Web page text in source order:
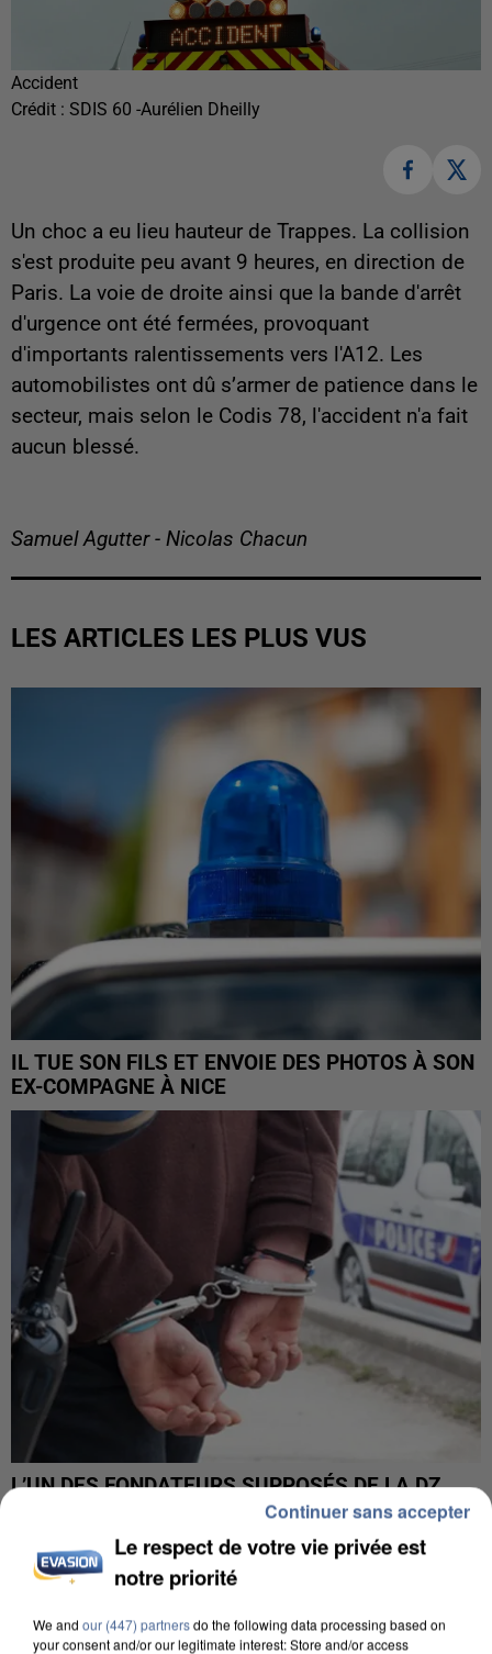
Accident
Crédit : SDIS 60 -Aurélien Dheilly
Un choc a eu lieu hauteur de Trappes. La collision
s'est produite peu avant 9 heures, en direction de
Paris. La voie de droite ainsi que la bande d'arrêt
d'urgence ont été fermées, provoquant
d'importants ralentissements vers l'A12. Les
automobilistes ont dû s’armer de patience dans le
secteur, mais selon le Codis 78, l'accident n'a fait
aucun blessé.
Samuel Agutter - Nicolas Chacun
LES ARTICLES LES PLUS VUS
IL TUE SON FILS ET ENVOIE DES PHOTOS À SON
EX-COMPAGNE À NICE
L’UN DES FONDATEURS SUPPOSÉS DE LA DZ
MAFIA INTERPELLÉ EN ALGÉRIE
Le respect de votre vie privée est
notre priorité
We and our (447) partnersdo the following data processing based on
your consent and/or our legitimate interest: Store and/or access
Continuer sans accepter